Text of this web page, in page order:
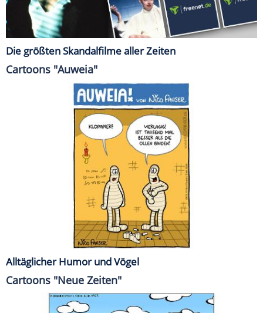
Die größten Skandalfilme aller Zeiten
Cartoons "Auweia"
Alltäglicher Humor und Vögel
Cartoons "Neue Zeiten"